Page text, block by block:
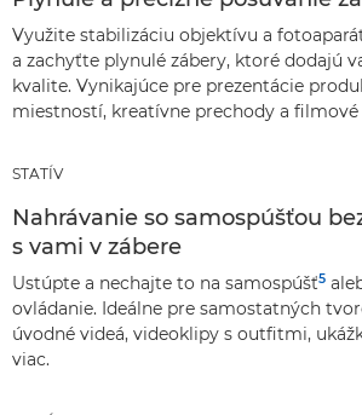
Využite stabilizáciu objektívu a
a zachyťte plynulé zábery, ktoré dodajú
kvalite. Vynikajúce pre prezentácie
miestností, kreatívne prechody a filmové
STATÍV
Nahrávanie so samospúšťou
s vami v zábere
Ustúpte a nechajte to na samospúšť5
ovládanie. Ideálne pre samostatných
úvodné videá, videoklipy s outfitmi,
viac.